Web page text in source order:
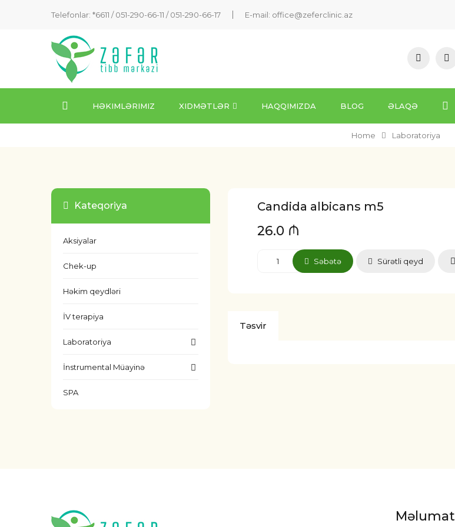
Telefonlar: *6611 /051-290-66-11 /051-290-66-17 E-mail: office@zeferclinic.az
HƏKIMLƏRIMIZ XIDMƏTLƏR HAQQIMIZDA BLOG ƏLAQƏ
Home Laboratoriya
Candida albicans m5
26.0 ₼
Səbətə Sürətli qeyd
Təsvir
Kateqoriya
Aksiyalar
Chek-up
Həkim qeydləri
İV terapiya
Laboratoriya
İnstrumental Müayinə
SPA
Məlumat